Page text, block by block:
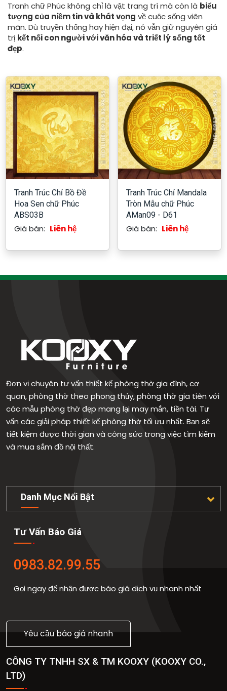
Tranh chữ Phúc không chỉ là vật trang trí mà còn là biểu
tượng của niềm tin và khát vọng về cuộc sống viên
mãn. Dù truyền thống hay hiện đại, nó vẫn giữ nguyên giá
trị kết nối con người với văn hóa và triết lý sống tốt
đẹp.
Tranh Trúc Chỉ Bồ Đề
Hoa Sen chữ Phúc
ABS03B
Giá bán: Liên hệ
Tranh Trúc Chỉ Mandala
Tròn Mẫu chữ Phúc
AMan09 - D61
Giá bán: Liên hệ
Đơn vị chuyên tư vấn thiết kế phòng thờ gia đình, cơ
quan, phòng thờ theo phong thủy, phòng thờ gia tiên với
các mẫu phòng thờ đẹp mang lại may mắn, tiền tài. Tư
vấn các giải pháp thiết kế phòng thờ tối ưu nhất. Bạn sẽ
tiết kiệm được thời gian và công sức trong việc tìm kiếm
và mua sắm đồ nội thất.
Danh Mục Nổi Bật
Tư Vấn Báo Giá
0983.82.99.55
Gọi ngay để nhận được báo giá dịch vụ nhanh nhất
Yêu cầu báo giá nhanh
CÔNG TY TNHH SX & TM KOOXY (KOOXY CO.,
LTD)